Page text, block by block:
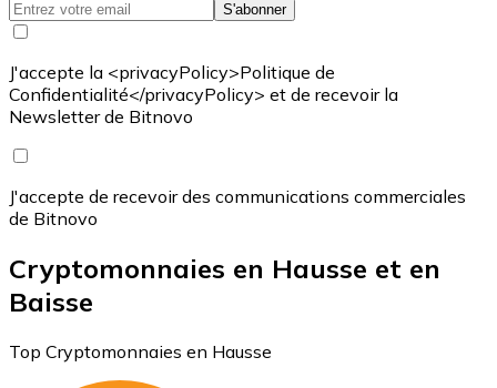
S'abonner
J'accepte la <privacyPolicy>Politique de
Confidentialité</privacyPolicy> et de recevoir la
Newsletter de Bitnovo
J'accepte de recevoir des communications commerciales
de Bitnovo
Cryptomonnaies en Hausse et en
Baisse
Top Cryptomonnaies en Hausse